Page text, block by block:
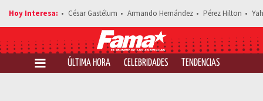
César Gastélum Armando Hernández Pérez Hilton
ÚLTIMA HORA CELEBRIDADES TENDENCIAS